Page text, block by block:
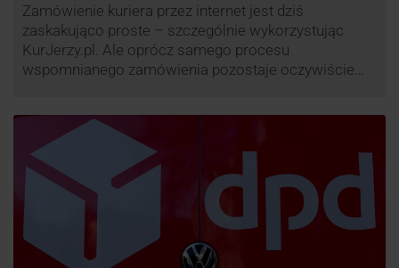
Zamówienie kuriera przez internet jest dziś
zaskakująco proste – szczególnie wykorzystując
KurJerzy.pl. Ale oprócz samego procesu
wspomnianego zamówienia pozostaje oczywiście
nadchodzi czas na wyjątkowo ciekawą historię tego,
co zrobił pewien kurier DPD.